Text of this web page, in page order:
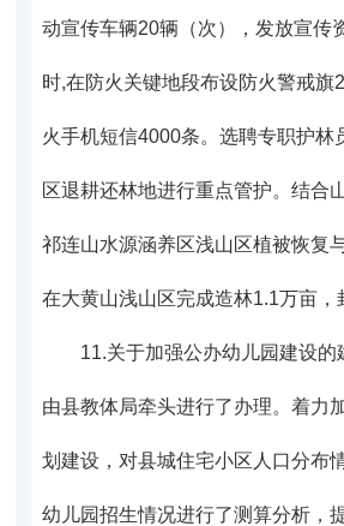
动宣传车辆20辆（次）， 发放宣传
时,在防火关键地段布设防火警戒旗
火手机短信4000条。选聘专职护林
区退耕还林地进行重点管护。 结合
祁连山水源涵养区浅山区植被恢复
在大黄山浅山区完成造林1.1万亩，
11.关于加强公办幼儿园建设的
由县教体局牵头进行了办理。着力
划建设，对县城住宅小区人口分布
幼儿园招生情况进行了测算分析，